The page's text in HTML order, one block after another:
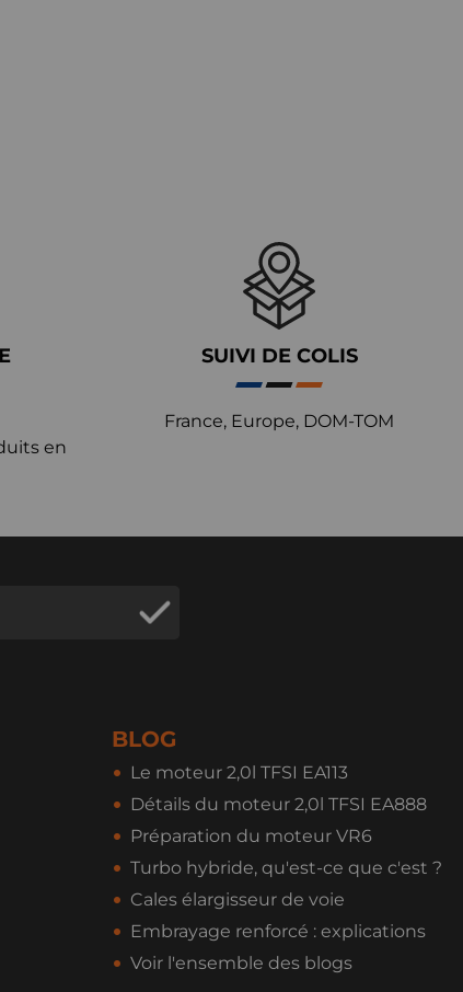
en
SUIVI DE COLIS
France, Europe, DOM-TOM
BLOG
Le moteur 2,0l TFSI EA113
Détails du moteur 2,0l TFSI EA888
Préparation du moteur VR6
Turbo hybride, qu'est-ce que c'est ?
Cales élargisseur de voie
Embrayage renforcé : explications
Voir l'ensemble des blogs